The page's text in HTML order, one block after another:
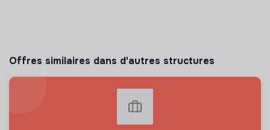
Offres similaires dans d'autres structures